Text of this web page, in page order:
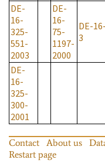
DE-
16-
325-
551-
2003
DE-
16-
75-
1197-
2000
DE-16-
3
DE-
16-
325-
300-
2001
Contact About us
Restart page